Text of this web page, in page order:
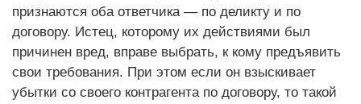
признаются оба ответчика — по деликту и по
договору. Истец, которому их действиями был
причинен вред, вправе выбрать, к кому предъявить
свои требования. При этом если он взыскивает
убытки со своего контрагента по договору, то такой